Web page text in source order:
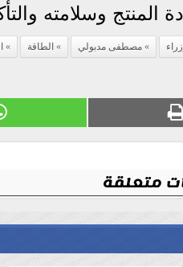
المنتج وسلامته
مصطفى مدبولي الطاقة
متعلقة